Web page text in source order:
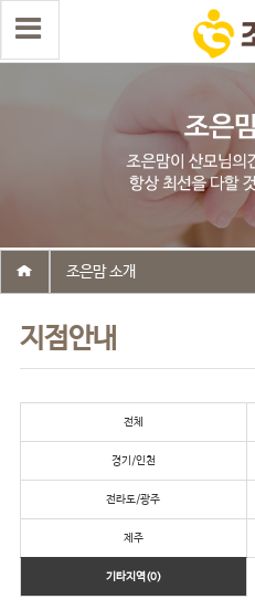
지점안내
조은맘 소개
전체
경기/인천
전라도/광주
제주
기타지역(0)